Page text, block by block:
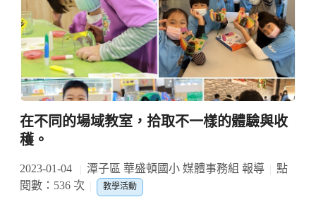
在不同的場域教室，拾取不一樣的體驗與收
穫。
2023-01-04 潭子區 華盛頓國小 媒體事務組 報導
點
閱數：536 次
教學活動